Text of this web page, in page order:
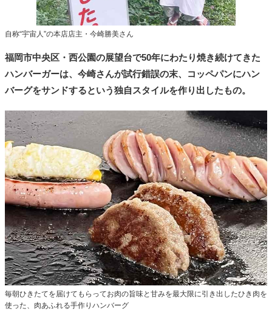
自称“宇宙人”の本店店主・今崎勝美さん
福岡市中央区・西公園の展望台で50年にわたり焼き続けてきた
ハンバーガーは、今崎さんが試行錯誤の末、コッペパンにハン
バーグをサンドするという独自スタイルを作り出したもの。
毎朝ひきたてを届けてもらってお肉の旨味と甘みを最大限に引き出したひき肉を
使った、肉あふれる手作りハンバーグ